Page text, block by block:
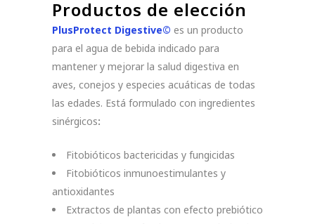
Productos de elección
PlusProtect Digestive© es un producto
para el agua de bebida indicado para
mantener y mejorar la salud digestiva en
aves, conejos y especies acuáticas de todas
las edades. Está formulado con ingredientes
sinérgicos:
Fitobióticos bactericidas y fungicidas
Fitobióticos inmunoestimulantes y
antioxidantes
Extractos de plantas con efecto prebiótico